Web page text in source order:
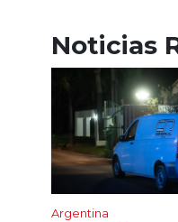
Noticias
Argentina